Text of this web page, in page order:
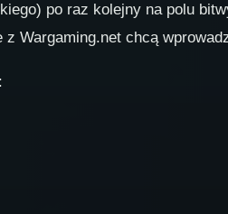
po raz kolejny na polu
Wargaming.net chcą